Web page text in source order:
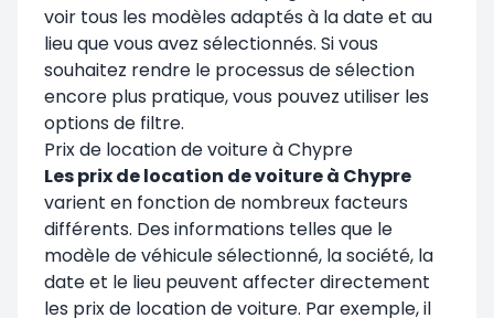
voir tous les modèles adaptés à la date et au
lieu que vous avez sélectionnés. Si vous
souhaitez rendre le processus de sélection
encore plus pratique, vous pouvez utiliser les
options de filtre.
Prix de location de voiture à Chypre
Les prix de location de voiture à Chypre
varient en fonction de nombreux facteurs
différents. Des informations telles que le
modèle de véhicule sélectionné, la société, la
date et le lieu peuvent affecter directement
les prix de location de voiture. Par exemple, il